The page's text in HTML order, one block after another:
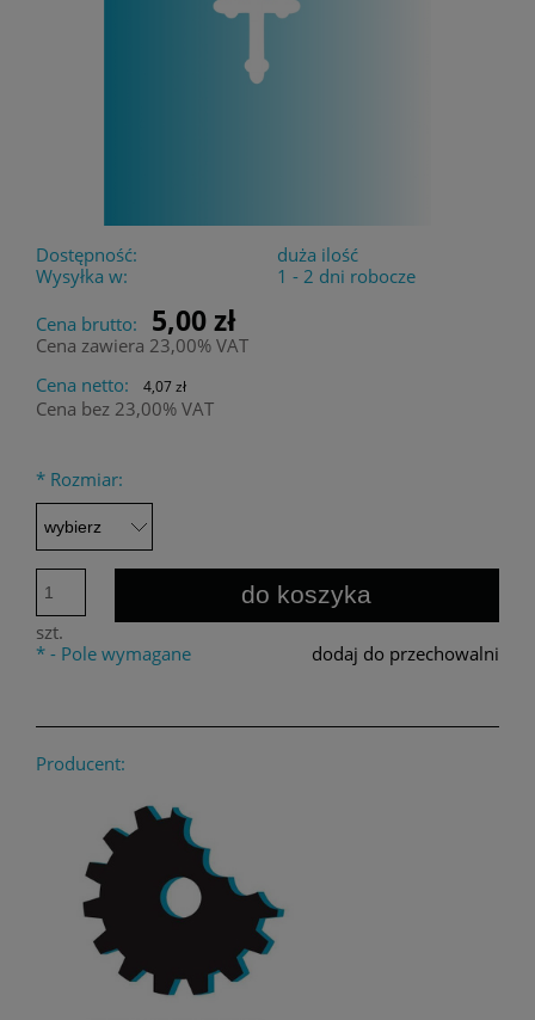
Dostępność:
duża ilość
Wysyłka w:
1 - 2 dni robocze
Cena brutto:
5,00 zł
Cena zawiera 23,00% VAT
Cena netto:
4,07 zł
Cena bez 23,00% VAT
* Rozmiar:
szt.
do koszyka
dodaj do przechowalni
* - Pole wymagane
Producent: